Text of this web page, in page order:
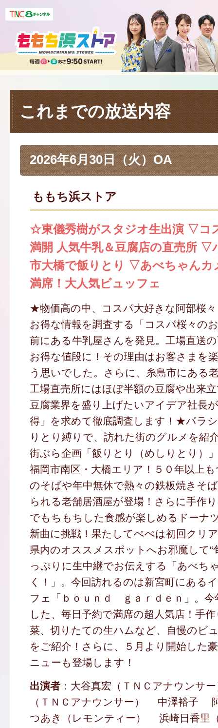
これまでの放送内容
2026年6月30日（火）OA
ももち浜ストア
☆東儀秀樹がスタジオ生出演 ▽コ
満開 人気牛乳＆豆腐店の直売所 ▽
市大橋で飯りとり ▽あべちゃんカ
満席！大人気ビュッフェ
★物価高の中、コスパ大好きな阿部桜
お得な情報を調査する「コスパ桜々の
前にある牛乳屋さんを発見。工場直送
お得な値段に！その理由はお客さまを
う思いでした。さらに、糸島市にある
工場直売所にはほぼ半額の豆腐や出来
豆腐業界を盛り上げたいアイデア社長
得」を求めて徹底調査します！★パラ
りとり縛りで、訪れた街のグルメを紹
街ぶら企画「飯りとり（めしりとり）
福岡市南区・大橋エリア！５０年以上
のそばや年中無休で熱々の鉄板焼きそ
られる老舗居酒屋が登場！さらに手作
でもちもちした食感が楽しめるドーナ
新曲に挑戦！果たしてぺぺは初回クリ
県内のオススメスポットへお邪魔して“
っぷりに生中継でお伝えする「あべち
く！」。今回訪れるのは新宮町にある
フェ「ｂｏｕｎｄ ｇａｒｄｅｎ」。今
した、毎日予約で満席の超人気店！手
菜、切りたての生ハムなど、自慢のビ
をご紹介！さらに、５月より開始した
ニューも登場します！
出演者：大谷真宏（ＴＮＣアナウンサ
（ＴＮＣアナウンサー） 中澤裕子
つあき（レモンティー） 浜崎日香里